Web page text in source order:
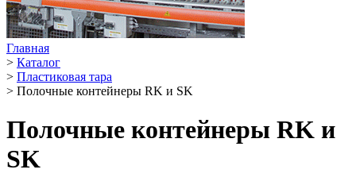
Главная
> Каталог
> Пластиковая тара
> Полочные контейнеры RK и SK
Полочные контейнеры RK и
SK